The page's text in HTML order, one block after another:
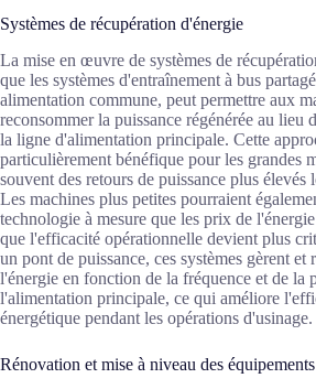
Systèmes de récupération d'énergie
La mise en œuvre de systèmes de
que les systèmes d'entraînement à bus
alimentation commune, peut permettre aux
reconsommer la puissance régénérée au lieu
la ligne d'alimentation principale. Cette
particulièrement bénéfique pour les grandes
souvent des retours de puissance plus élevés
Les machines plus petites pourraient
technologie à mesure que les prix de
que l'efficacité opérationnelle devient plus
un pont de puissance, ces systèmes gèrent et
l'énergie en fonction de la fréquence et de la
l'alimentation principale, ce qui améliore
énergétique pendant les opérations d'usinage.
Rénovation et mise à niveau des équipements